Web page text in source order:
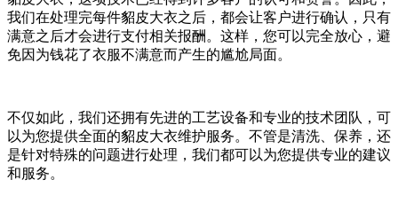
我们在处理完每件貂皮大衣之后，都会让客户进行确认，只有
满意之后才会进行支付相关报酬。这样，您可以完全放心，避
免因为钱花了衣服不满意而产生的尴尬局面。
不仅如此，我们还拥有先进的工艺设备和专业的技术团队，可
以为您提供全面的貂皮大衣维护服务。不管是清洗、保养，还
是针对特殊的问题进行处理，我们都可以为您提供专业的建议
和服务。